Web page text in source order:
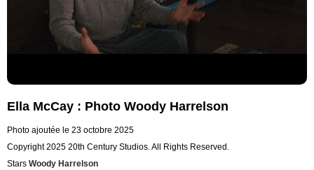
Ella McCay : Photo Woody Harrelson
Photo ajoutée le 23 octobre 2025
Copyright 2025 20th Century Studios. All Rights Reserved.
Stars Woody Harrelson